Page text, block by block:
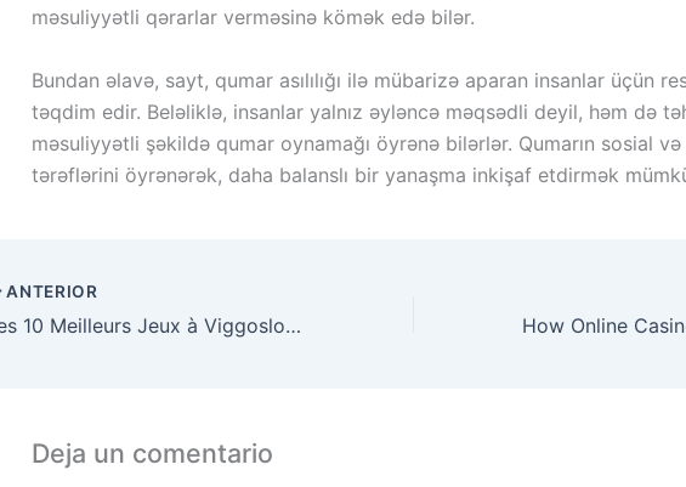
məsuliyyətli qərarlar verməsinə kömək edə bilər.
Bundan əlavə, sayt, qumar asılılığı ilə mübarizə aparan insanlar üçün
təqdim edir. Beləliklə, insanlar yalnız əyləncə məqsədli deyil, həm də
məsuliyyətli şəkildə qumar oynamağı öyrənə bilərlər. Qumarın sosial
tərəflərini öyrənərək, daha balanslı bir yanaşma inkişaf etdirmək
ANTERIOR
Les 10 Meilleurs Jeux à Viggoslots Casino
Deja un comentario